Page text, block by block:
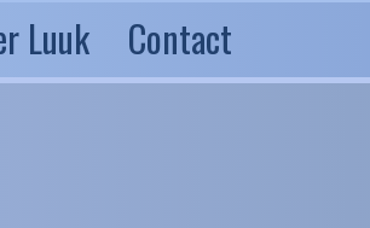
Luuk Contact